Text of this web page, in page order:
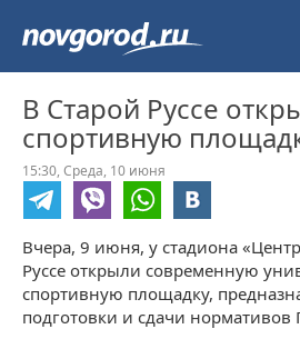
В Старой Руссе
спортивную
15:30, Среда, 10 июня
Вчера, 9 июня, у стадиона
Руссе открыли современную
спортивную площадку,
подготовки и сдачи нормативов